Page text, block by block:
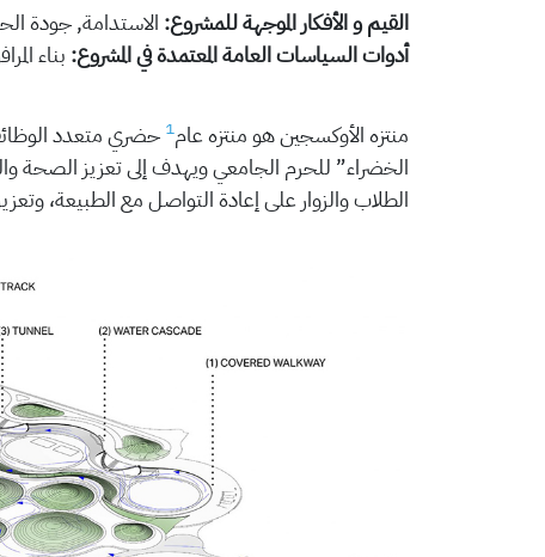
القيم و الأفكار الموجهة للمشروع: الاستدامة, جودة
أدوات السياسات العامة المعتمدة في المشروع: بناء
منتزه الأوكسجين هو منتزه عام1 حضري متعدد
الخضراء” للحرم الجامعي ويهدف إلى تعزيز الصحة
الطلاب والزوار على إعادة التواصل مع الطبيعة،